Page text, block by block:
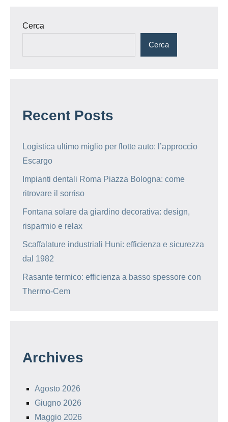
Cerca
Cerca
Recent Posts
Logistica ultimo miglio per flotte auto: l’approccio
Escargo
Impianti dentali Roma Piazza Bologna: come
ritrovare il sorriso
Fontana solare da giardino decorativa: design,
risparmio e relax
Scaffalature industriali Huni: efficienza e sicurezza
dal 1982
Rasante termico: efficienza a basso spessore con
Thermo-Cem
Archives
Agosto 2026
Giugno 2026
Maggio 2026